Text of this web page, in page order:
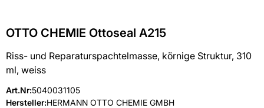
OTTO CHEMIE Ottoseal A215
Riss- und Reparaturspachtelmasse, körnige Struktur, 310
ml, weiss
Art.Nr:5040031105
Hersteller:HERMANN OTTO CHEMIE GMBH